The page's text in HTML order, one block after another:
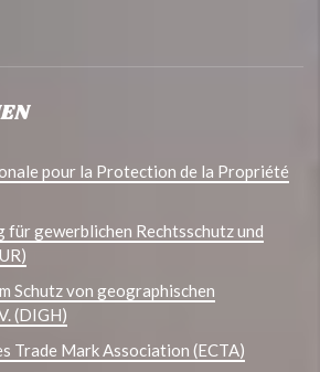
pour la Protection de la Propriété
für gewerblichen Rechtsschutz und
Schutz von geographischen
(DIGH)
Trade Mark Association (ECTA)